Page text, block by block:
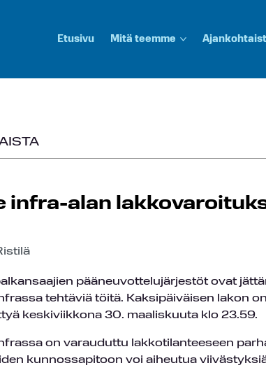
Etusivu Mitä teemme
infra-alan
pääneuvottelujärjestöt ovat
tehtäviä töitä. Kaksipäiväisen lakon
keskiviikkona 30. maaliskuuta klo 23.59.
on varauduttu lakkotilanteeseen
kunnossapitoon voi aiheutua